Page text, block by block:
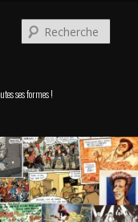
ses formes !